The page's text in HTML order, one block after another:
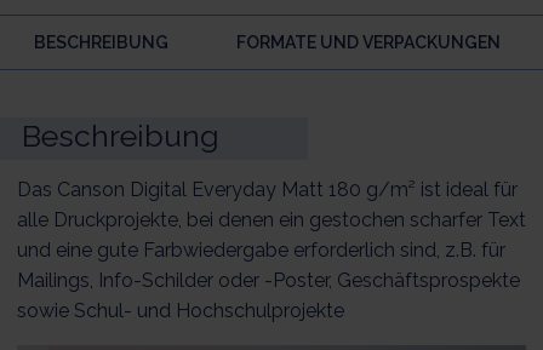
BESCHREIBUNG FORMATE UND VERPACKUNGEN
Beschreibung
Das Canson Digital Everyday Matt 180 g/m² ist ideal für
alle Druckprojekte, bei denen ein gestochen scharfer Text
und eine gute Farbwiedergabe erforderlich sind, z.B. für
Mailings, Info-Schilder oder -Poster, Geschäftsprospekte
sowie Schul- und Hochschulprojekte